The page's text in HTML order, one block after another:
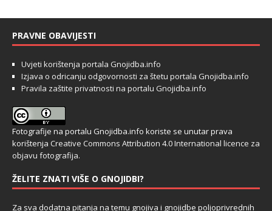
PRAVNE OBAVIJESTI
Uvjeti korištenja portala Gnojidba.info
Izjava o odricanju odgovornosti za štetu portala Gnojidba.info
Pravila zaštite privatnosti na portalu Gnojidba.info
Fotografije na portalu Gnojidba.info koriste se unutar prava
korištenja Creative Commons Attribution 4.0 International licence za
objavu fotografija.
ŽELITE ZNATI VIŠE O GNOJIDBI?
Za sva dodatna pitanja na temu gnojiva i gnojidbe poljoprivrednih